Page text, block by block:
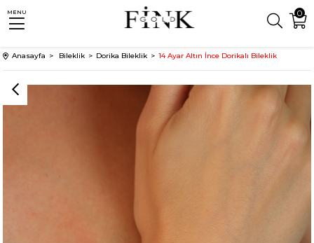
0
MENU
Anasayfa Bileklik Dorika Bileklik 14 Ayar Altın İnce Dorikalı Bileklik